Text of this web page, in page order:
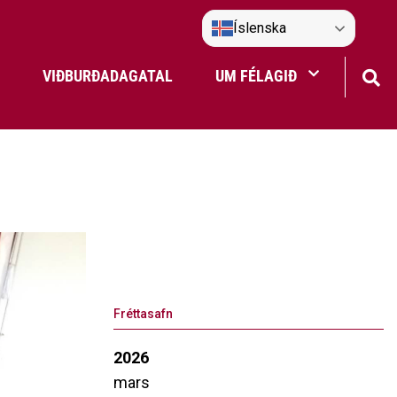
VIÐBURÐADAGATAL UM FÉLAGIÐ
Íslenska
Fréttasafn
2026
mars